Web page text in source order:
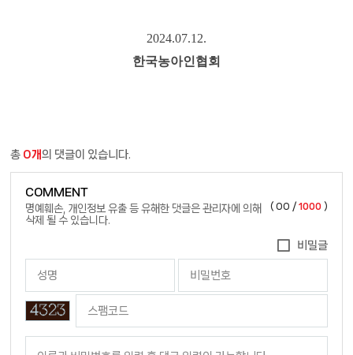
2024.07.12.
한국농아인협회
총 0개의 댓글이 있습니다.
COMMENT
명예훼손, 개인정보 유출 등 유해한 댓글은 관리자에 의해
삭제 될 수 있습니다.
(00 /1000 )
비밀글